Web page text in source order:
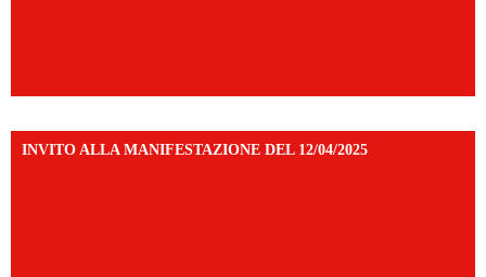
INVITO ALLA MANIFESTAZIONE DEL 12/04/2025